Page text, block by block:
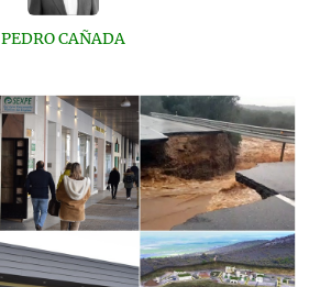
PEDRO CAÑADA